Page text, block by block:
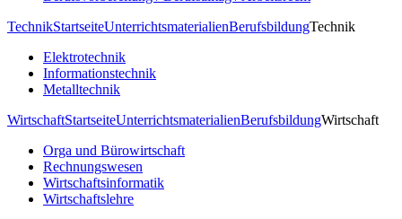
TechnikStartseiteUnterrichtsmaterialienBerufsbildungTechnik
Elektrotechnik
Informationstechnik
Metalltechnik
WirtschaftStartseiteUnterrichtsmaterialienBerufsbildungWirtschaft
Orga und Bürowirtschaft
Rechnungswesen
Wirtschaftsinformatik
Wirtschaftslehre